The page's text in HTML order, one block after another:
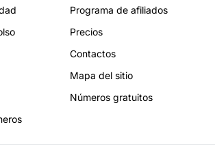
Programa de afiliados
Precios
Contactos
Mapa del sitio
Números gratuitos